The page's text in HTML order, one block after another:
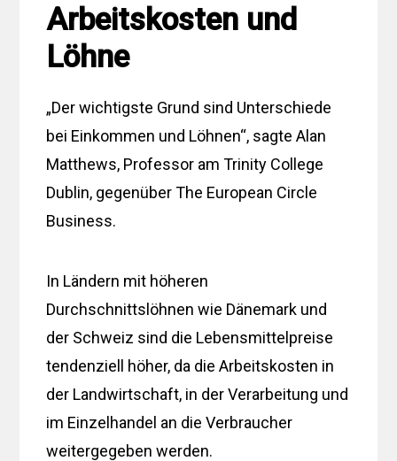
Arbeitskosten und
Löhne
„Der wichtigste Grund sind Unterschiede
bei Einkommen und Löhnen“, sagte Alan
Matthews, Professor am Trinity College
Dublin, gegenüber The European Circle
Business.
In Ländern mit höheren
Durchschnittslöhnen wie Dänemark und
der Schweiz sind die Lebensmittelpreise
tendenziell höher, da die Arbeitskosten in
der Landwirtschaft, in der Verarbeitung und
im Einzelhandel an die Verbraucher
weitergegeben werden.